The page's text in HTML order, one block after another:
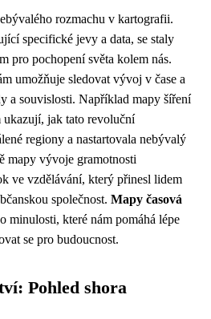
rozmachu v kartografii.
specifické jevy a data, se staly
pro pochopení světa kolem nás.
umožňuje sledovat vývoj v čase a
a souvislosti. Například mapy šíření
ukazují, jak tato revoluční
regiony a nastartovala nebývalý
mapy vývoje gramotnosti
ve vzdělávání, který přinesl lidem
společnost. Mapy časová
minulosti, které nám pomáhá lépe
se pro budoucnost.
Pohled shora